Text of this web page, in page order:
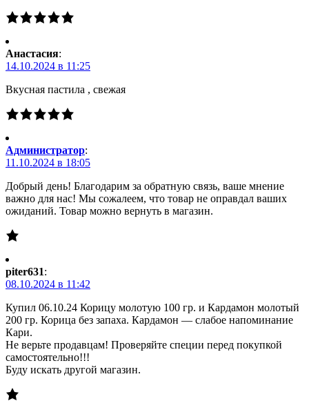
Анастасия:
14.10.2024 в 11:25
Вкусная пастила , свежая
Администратор:
11.10.2024 в 18:05
Добрый день! Благодарим за обратную связь, ваше мнение
важно для нас! Мы сожалеем, что товар не оправдал ваших
ожиданий. Товар можно вернуть в магазин.
piter631:
08.10.2024 в 11:42
Купил 06.10.24 Корицу молотую 100 гр. и Кардамон молотый
200 гр. Корица без запаха. Кардамон — слабое напоминание
Кари.
Не верьте продавцам! Проверяйте специи перед покупкой
самостоятельно!!!
Буду искать другой магазин.